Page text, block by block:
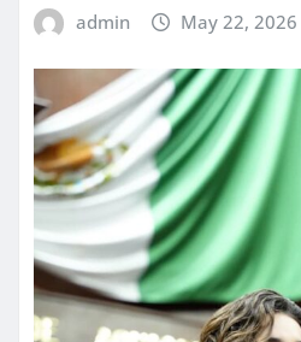
admin May 22, 2026